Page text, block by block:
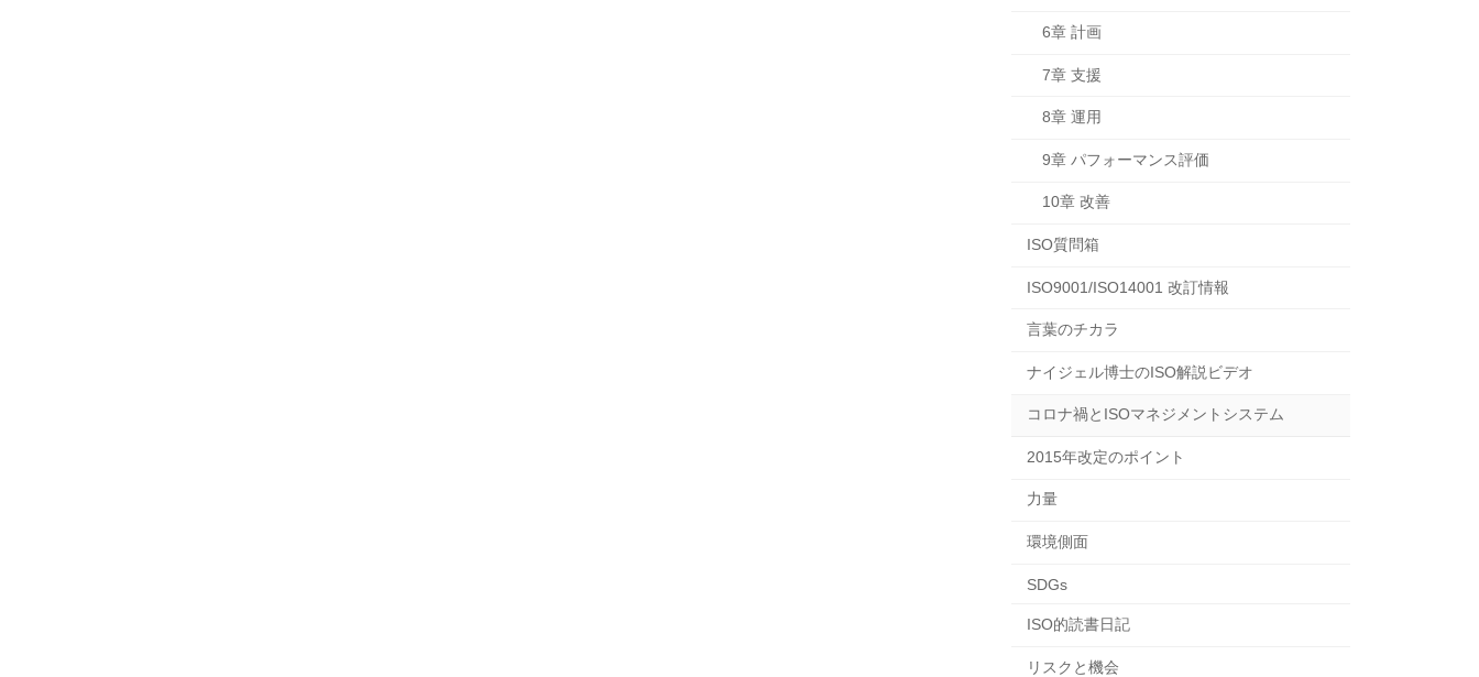
6章 計画
7章 支援
8章 運用
9章 パフォーマンス評価
10章 改善
ISO質問箱
ISO9001/ISO14001 改訂情報
言葉のチカラ
ナイジェル博士のISO解説ビデオ
コロナ禍とISOマネジメントシステム
2015年改定のポイント
力量
環境側面
SDGs
ISO的読書日記
リスクと機会